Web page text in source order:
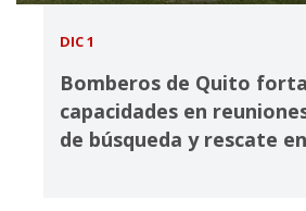
DIC 1
Bomberos de Quito
capacidades en
de búsqueda y rescate